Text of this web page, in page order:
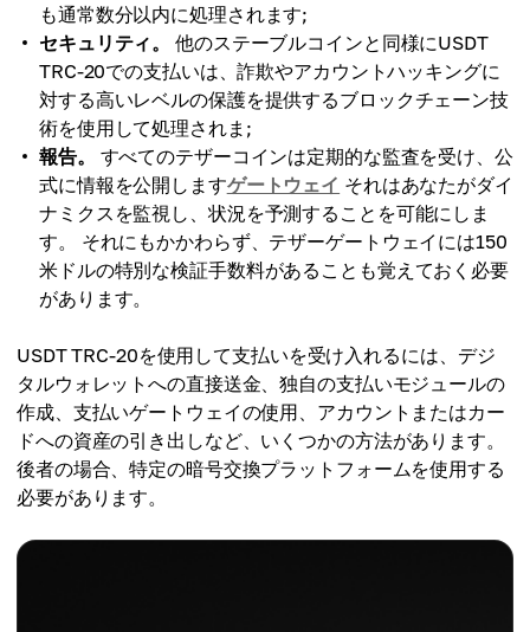
も通常数分以内に処理されます;
セキュリティ。
他のステーブルコインと同様にUSDT
TRC-20での支払いは、詐欺やアカウントハッキングに
対する高いレベルの保護を提供するブロックチェーン技
術を使用して処理されま;
報告。
すべてのテザーコインは定期的な監査を受け、公
式に情報を公開しますゲートウェイ それはあなたがダイ
ナミクスを監視し、状況を予測することを可能にしま
す。 それにもかかわらず、テザーゲートウェイには150
米ドルの特別な検証手数料があることも覚えておく必要
があります。
USDT TRC-20を使用して支払いを受け入れるには、デジ
タルウォレットへの直接送金、独自の支払いモジュールの
作成、支払いゲートウェイの使用、アカウントまたはカー
ドへの資産の引き出しなど、いくつかの方法があります。
後者の場合、特定の暗号交換プラットフォームを使用する
必要があります。